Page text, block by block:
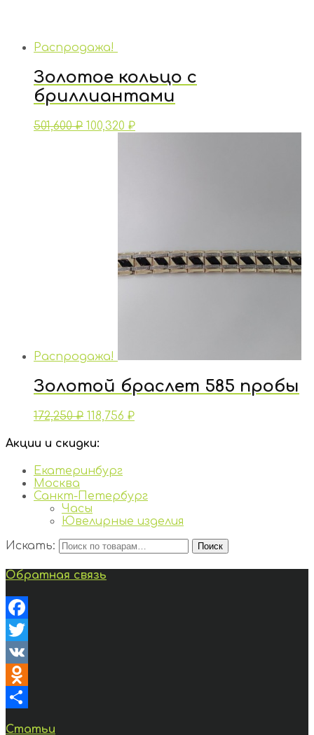
Распродажа!
Золотое кольцо с
бриллиантами
501,600₽ 100,320 ₽
Распродажа!
Золотой браслет 585 пробы
172,250₽ 118,756 ₽
Акции и скидки:
Екатеринбург
Москва
Санкт-Петербург
Часы
Ювелирные изделия
Искать:
Поиск
Обратная связь
Facebook
Twitter
VK
Odnoklassniki
Статьи